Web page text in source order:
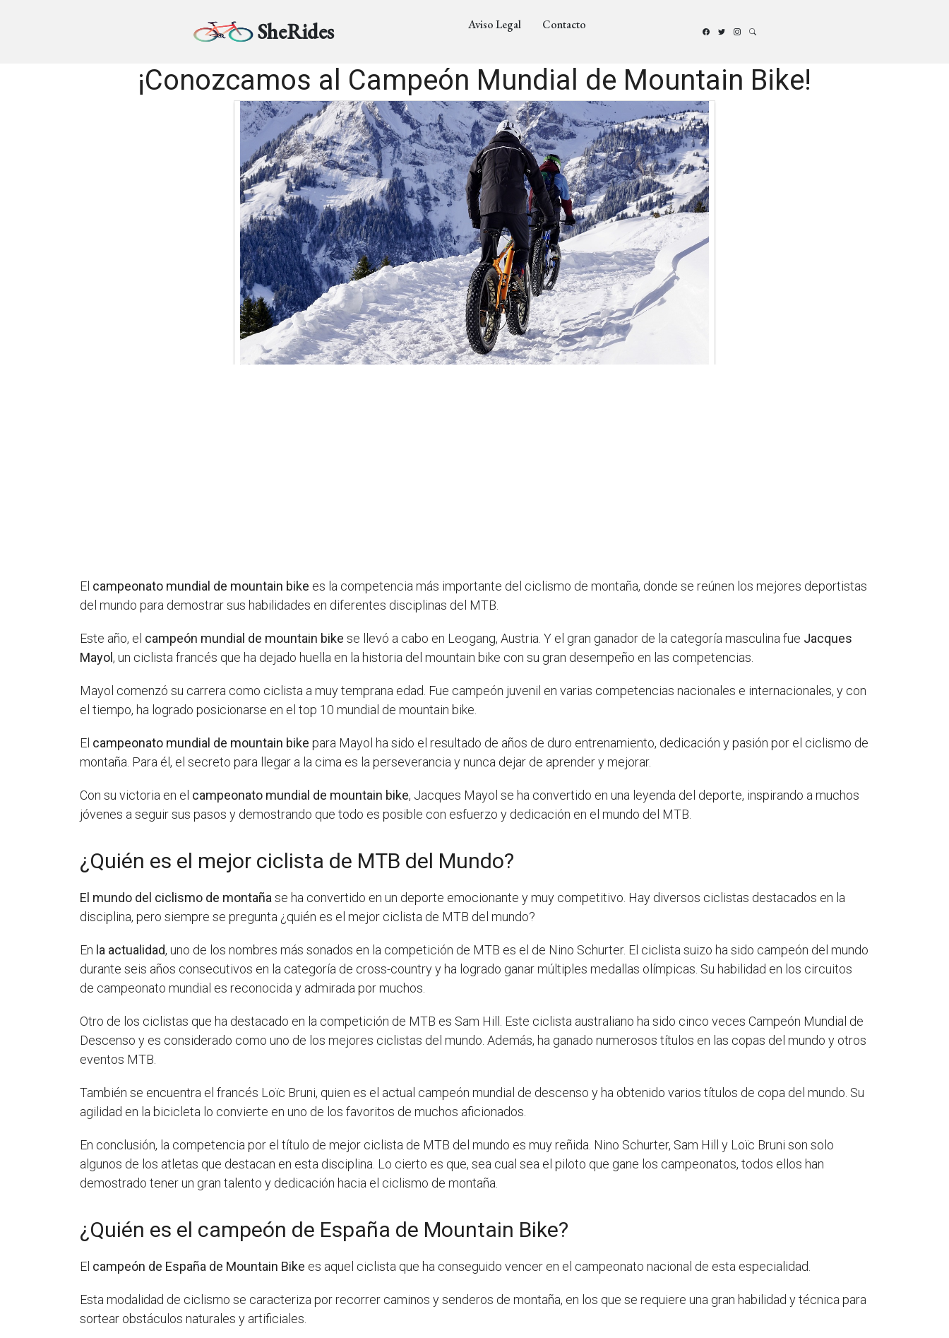
SheRides Aviso Legal Contacto
¡Conozcamos al Campeón Mundial de Mountain Bike!
El campeonato mundial de mountain bike es la competencia más importante del ciclismo de montaña, donde se reúnen los mejores deportistas
del mundo para demostrar sus habilidades en diferentes disciplinas del MTB.
Este año, el campeón mundial de mountain bike se llevó a cabo en Leogang, Austria. Y el gran ganador de la categoría masculina fue Jacques
Mayol, un ciclista francés que ha dejado huella en la historia del mountain bike con su gran desempeño en las competencias.
Mayol comenzó su carrera como ciclista a muy temprana edad. Fue campeón juvenil en varias competencias nacionales e internacionales, y con
el tiempo, ha logrado posicionarse en el top 10 mundial de mountain bike.
El campeonato mundial de mountain bike para Mayol ha sido el resultado de años de duro entrenamiento, dedicación y pasión por el ciclismo de
montaña. Para él, el secreto para llegar a la cima es la perseverancia y nunca dejar de aprender y mejorar.
Con su victoria en el campeonato mundial de mountain bike, Jacques Mayol se ha convertido en una leyenda del deporte, inspirando a muchos
jóvenes a seguir sus pasos y demostrando que todo es posible con esfuerzo y dedicación en el mundo del MTB.
¿Quién es el mejor ciclista de MTB del Mundo?
El mundo del ciclismo de montañase ha convertido en un deporte emocionante y muy competitivo. Hay diversos ciclistas destacados en la
disciplina, pero siempre se pregunta ¿quién es el mejor ciclista de MTB del mundo?
En la actualidad, uno de los nombres más sonados en la competición de MTB es el de Nino Schurter. El ciclista suizo ha sido campeón del mundo
durante seis años consecutivos en la categoría de cross-country y ha logrado ganar múltiples medallas olímpicas. Su habilidad en los circuitos
de campeonato mundial es reconocida y admirada por muchos.
Otro de los ciclistas que ha destacado en la competición de MTB es Sam Hill. Este ciclista australiano ha sido cinco veces Campeón Mundial de
Descenso y es considerado como uno de los mejores ciclistas del mundo. Además, ha ganado numerosos títulos en las copas del mundo y otros
eventos MTB.
También se encuentra el francés Loïc Bruni, quien es el actual campeón mundial de descenso y ha obtenido varios títulos de copa del mundo. Su
agilidad en la bicicleta lo convierte en uno de los favoritos de muchos aficionados.
En conclusión, la competencia por el título de mejor ciclista de MTB del mundo es muy reñida. Nino Schurter, Sam Hill y Loïc Bruni son solo
algunos de los atletas que destacan en esta disciplina. Lo cierto es que, sea cual sea el piloto que gane los campeonatos, todos ellos han
demostrado tener un gran talento y dedicación hacia el ciclismo de montaña.
¿Quién es el campeón de España de Mountain Bike?
El campeón de España de Mountain Bike es aquel ciclista que ha conseguido vencer en el campeonato nacional de esta especialidad.
Esta modalidad de ciclismo se caracteriza por recorrer caminos y senderos de montaña, en los que se requiere una gran habilidad y técnica para
sortear obstáculos naturales y artificiales.